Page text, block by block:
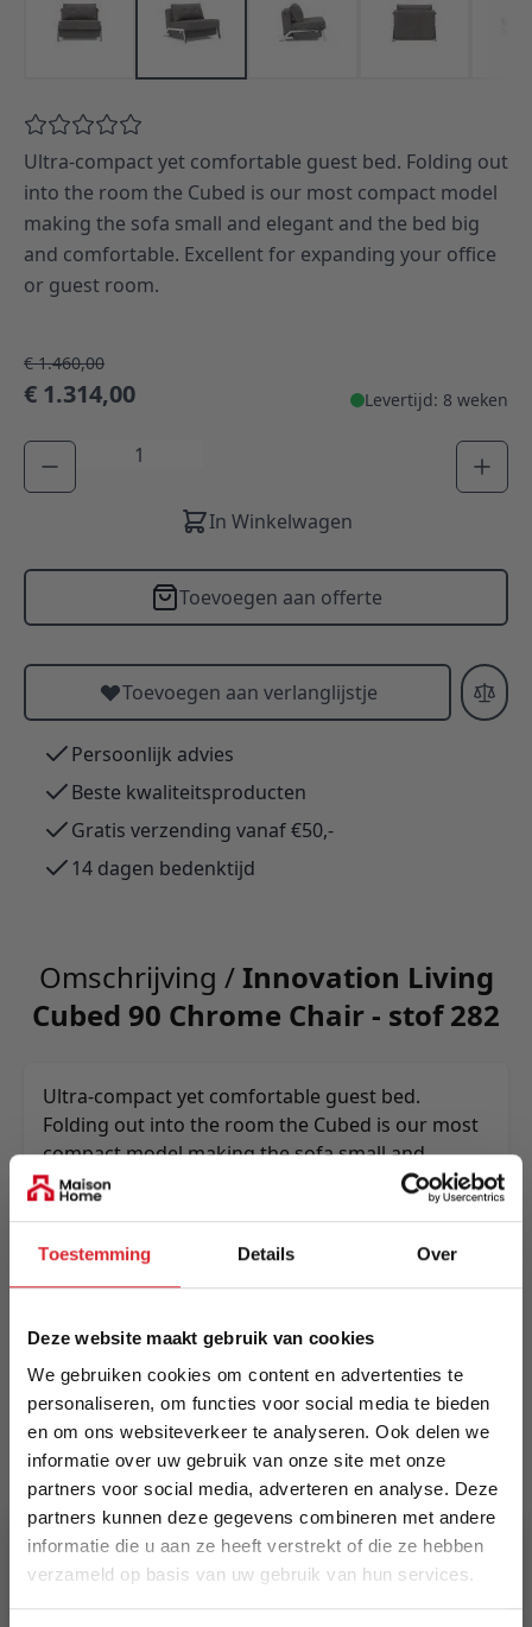
Toestemming Details Over
Deze website maakt gebruik van cookies
We gebruiken cookies om content en advertenties te
personaliseren, om functies voor social media te bieden
en om ons websiteverkeer te analyseren. Ook delen we
informatie over uw gebruik van onze site met onze
partners voor social media, adverteren en analyse. Deze
partners kunnen deze gegevens combineren met andere
informatie die u aan ze heeft verstrekt of die ze hebben
verzameld op basis van uw gebruik van hun services.
Ultra-compact yet comfortable guest bed. Folding out
into the room the Cubed is our most compact model
making the sofa small and elegant and the bed big
and comfortable. Excellent for expanding your office
or guest room.
€ 1.460,00
€ 1.314,00 Levertijd: 8 weken
Aantal
In Winkelwagen
Toevoegen aan offerte
Toevoegen aan verlanglijstje
Persoonlijk advies
Beste kwaliteitsproducten
Gratis verzending vanaf €50,-
14 dagen bedenktijd
Omschrijving /Innovation Living
Cubed 90 Chrome Chair - stof 282
Ultra-compact yet comfortable guest bed.
Folding out into the room the Cubed is our most
compact model making the sofa small and
elegant and the bed big and comfortable.
Excellent for expanding your office or guest
Meer informatie
Merk
Innovation Living
EAN
5700110886802